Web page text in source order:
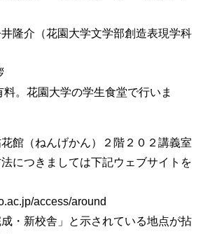
大学文学部創造表現学科
。花園大学の学生食堂で行いま
花館（ねんげかん）２階２０２講義室
につきましては下記ウェブサイトを
access/around
成・新校舎」と示されている地点が拈